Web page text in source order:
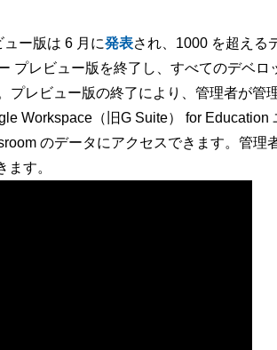
ー版は 6 月に発表され、1000 を超える
プレビュー版を終了し、すべてのデベロ
プレビュー版の終了により、管理者が管
Workspace（旧G Suite） for Education
のデータにアクセスできます。管理
ます。